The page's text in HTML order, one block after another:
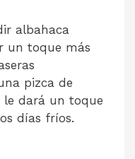
albahaca
un toque más
pizca de
le dará un toque
días fríos.